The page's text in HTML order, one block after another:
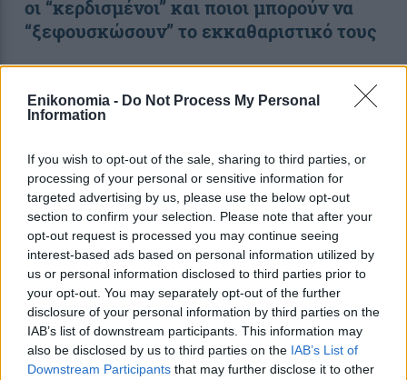
Enikonomia - Do Not Process My Personal
Information
If you wish to opt-out of the sale, sharing to third parties, or
processing of your personal or sensitive information for
targeted advertising by us, please use the below opt-out
section to confirm your selection. Please note that after your
opt-out request is processed you may continue seeing
interest-based ads based on personal information utilized by
us or personal information disclosed to third parties prior to
your opt-out. You may separately opt-out of the further
disclosure of your personal information by third parties on the
IAB’s list of downstream participants. This information may
also be disclosed by us to third parties on the IAB’s List of
Downstream Participants that may further disclose it to other
οι “κερδισμένοι” και ποιοι μπορούν να
“ξεφουσκώσουν” το εκκαθαριστικό τους
11:00, 19 Αυγούστου 2021 || My money